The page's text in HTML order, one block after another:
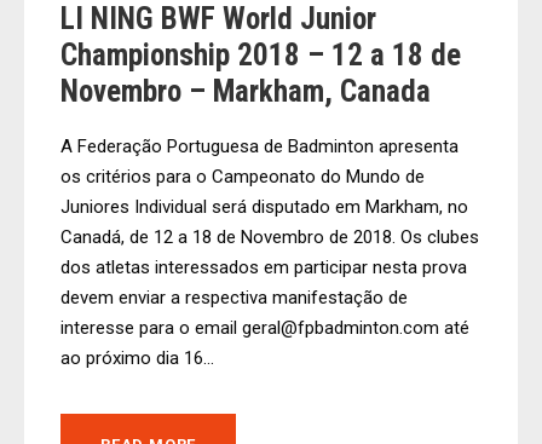
LI NING BWF World Junior
Championship 2018 – 12 a 18 de
Novembro – Markham, Canada
A Federação Portuguesa de Badminton apresenta
os critérios para o Campeonato do Mundo de
Juniores Individual será disputado em Markham, no
Canadá, de 12 a 18 de Novembro de 2018. Os clubes
dos atletas interessados em participar nesta prova
devem enviar a respectiva manifestação de
interesse para o email geral@fpbadminton.com até
ao próximo dia 16...